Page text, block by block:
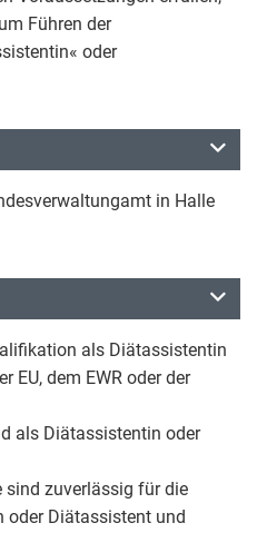
Führen der
oder
in Halle
als Diätassistentin
EU, dem EWR oder der
als Diätassistentin oder
sind zuverlässig für die
oder Diätassistent und